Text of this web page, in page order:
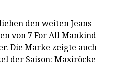
den weiten Jeans
von 7 For All Mankind
Die Marke zeigte auch
der Saison: Maxiröcke